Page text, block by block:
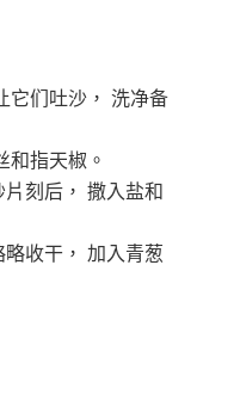
它们吐沙， 洗净备
和指天椒。
刻后， 撒入盐和
收干， 加入青葱